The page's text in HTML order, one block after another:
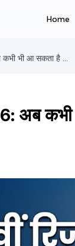
Home
राजस्थान बोर्ड 12वीं रिज़ल्ट 2026: अब कभी भी आ सकता है रिज़ल्ट: अभी यहाँ क्लिक करके चेक करें!
अब